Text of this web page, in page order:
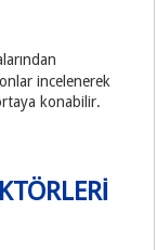
incelenerek
konabilir.